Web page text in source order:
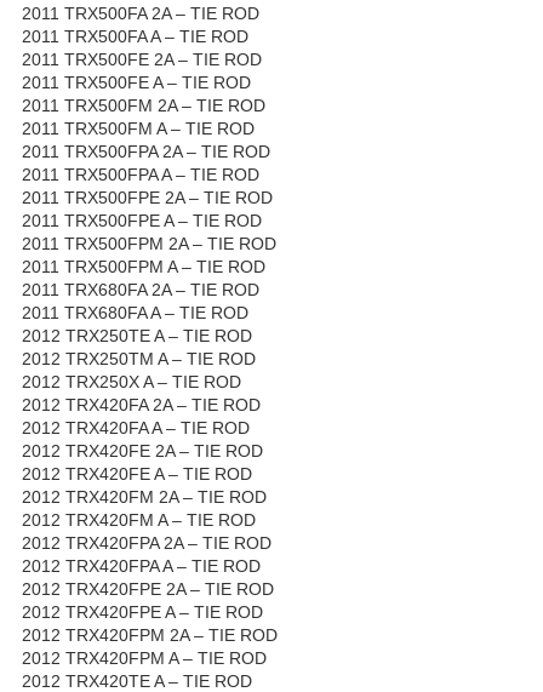
2011 TRX500FA 2A – TIE ROD
2011 TRX500FA A – TIE ROD
2011 TRX500FE 2A – TIE ROD
2011 TRX500FE A – TIE ROD
2011 TRX500FM 2A – TIE ROD
2011 TRX500FM A – TIE ROD
2011 TRX500FPA 2A – TIE ROD
2011 TRX500FPA A – TIE ROD
2011 TRX500FPE 2A – TIE ROD
2011 TRX500FPE A – TIE ROD
2011 TRX500FPM 2A – TIE ROD
2011 TRX500FPM A – TIE ROD
2011 TRX680FA 2A – TIE ROD
2011 TRX680FA A – TIE ROD
2012 TRX250TE A – TIE ROD
2012 TRX250TM A – TIE ROD
2012 TRX250X A – TIE ROD
2012 TRX420FA 2A – TIE ROD
2012 TRX420FA A – TIE ROD
2012 TRX420FE 2A – TIE ROD
2012 TRX420FE A – TIE ROD
2012 TRX420FM 2A – TIE ROD
2012 TRX420FM A – TIE ROD
2012 TRX420FPA 2A – TIE ROD
2012 TRX420FPA A – TIE ROD
2012 TRX420FPE 2A – TIE ROD
2012 TRX420FPE A – TIE ROD
2012 TRX420FPM 2A – TIE ROD
2012 TRX420FPM A – TIE ROD
2012 TRX420TE A – TIE ROD